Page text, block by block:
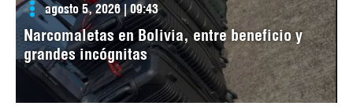
agosto 5, 2026 | 09:43
Narcomaletas en Bolivia, entre beneficio y
grandes incógnitas